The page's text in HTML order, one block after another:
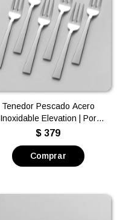
Tenedor Pescado Acero
Inoxidable Elevation | Por
unidad
$ 379